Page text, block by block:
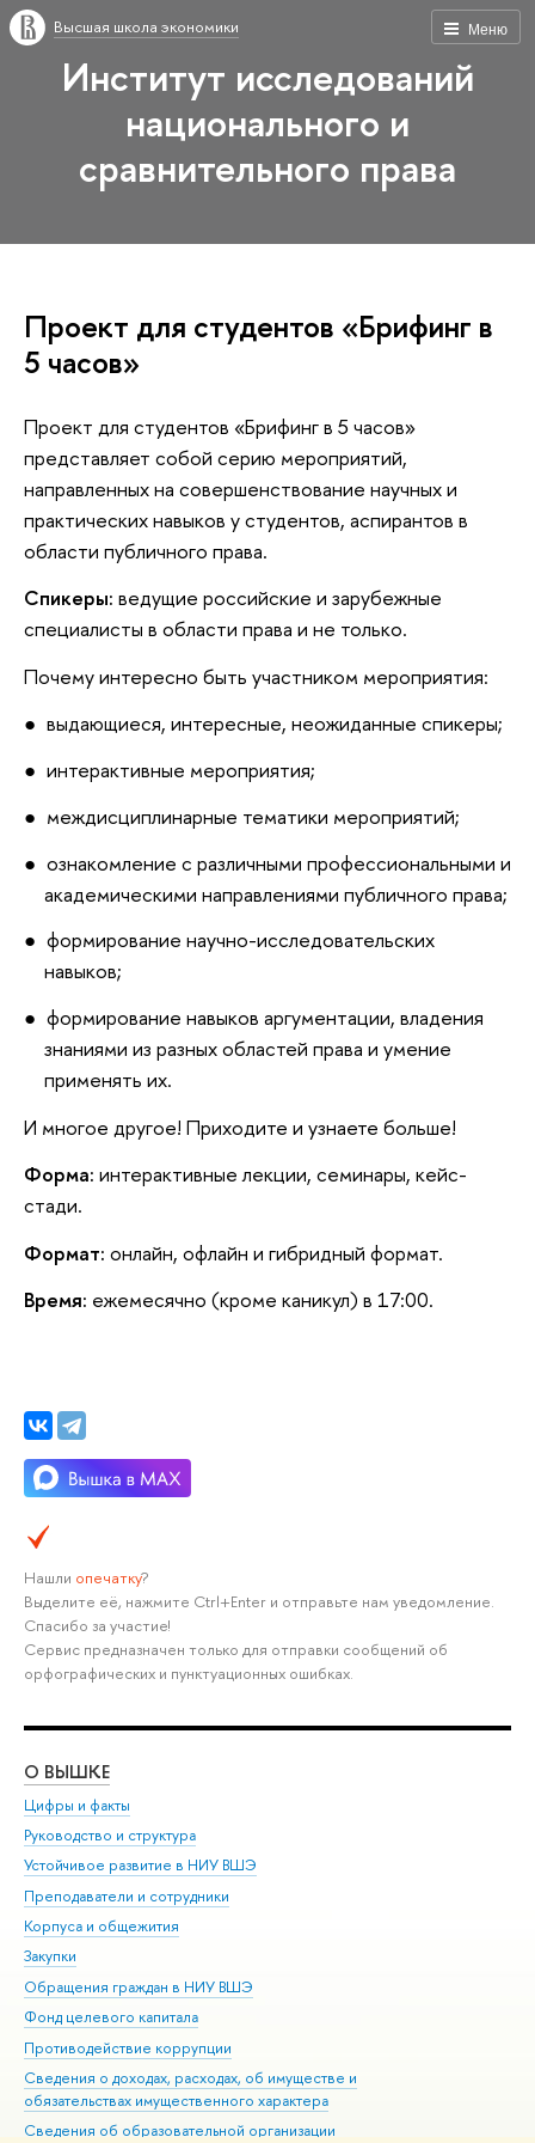
Меню
Высшая школа экономики
Институт исследований
национального и
сравнительного права
Проект для студентов «Брифинг в
5 часов»
Проект для студентов «Брифинг в 5 часов»
представляет собой серию мероприятий,
направленных на совершенствование научных и
практических навыков у студентов, аспирантов в
области публичного права.
Спикеры: ведущие российские и зарубежные
специалисты в области права и не только.
Почему интересно быть участником мероприятия:
выдающиеся, интересные, неожиданные спикеры;
интерактивные мероприятия;
междисциплинарные тематики мероприятий;
ознакомление с различными профессиональными и
академическими направлениями публичного права;
формирование научно-исследовательских
навыков;
формирование навыков аргументации, владения
знаниями из разных областей права и умение
применять их.
И многое другое! Приходите и узнаете больше!
Форма: интерактивные лекции, семинары, кейс-
стади.
Формат: онлайн, офлайн и гибридный формат.
Время: ежемесячно (кроме каникул) в 17:00.
Нашли опечатку?
Выделите её, нажмите Ctrl+Enter и отправьте нам уведомление.
Спасибо за участие!
Сервис предназначен только для отправки сообщений об
орфографических и пунктуационных ошибках.
О ВЫШКЕ
Цифры и факты
Руководство и структура
Устойчивое развитие в НИУ ВШЭ
Преподаватели и сотрудники
Корпуса и общежития
Закупки
Обращения граждан в НИУ ВШЭ
Фонд целевого капитала
Противодействие коррупции
Сведения о доходах, расходах, об имуществе и
обязательствах имущественного характера
Сведения об образовательной организации